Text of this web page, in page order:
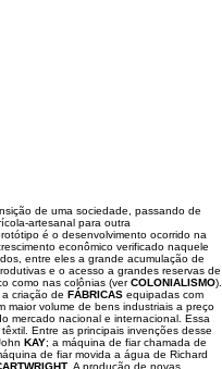
de uma sociedade , passando de
artesanal para outra
é o desenvolvimento ocorrido na
econômico verificado naquele
entre eles a grande acumulação de
e o acesso a grandes reservas de
como nas colônias (verCOLONIALISMO).
criação de FÁBRICAS equipadas com
maior volume de bens industriais a preço
mercado nacional e internacional. Essa
Entre as principais invenções desse
KAY; a máquina de fiar chamada de
de fiar movida a água de Richard
. A produção de novas